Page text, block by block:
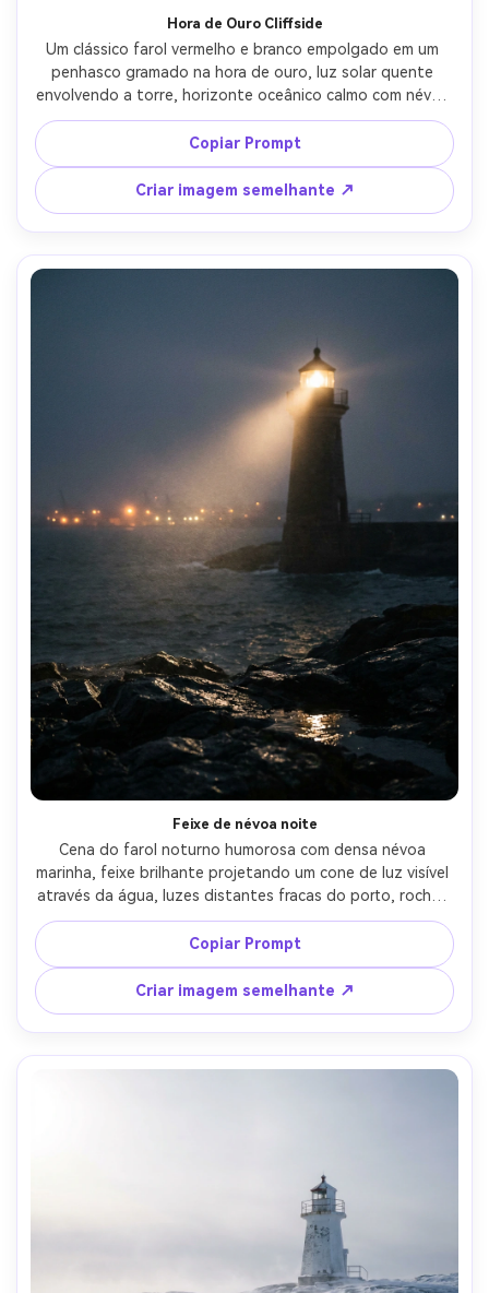
Hora de Ouro Cliffside
Um clássico farol vermelho e branco empolgado em um
penhasco gramado na hora de ouro, luz solar quente
envolvendo a torre, horizonte oceânico calmo com névoa
suave, um caminho estreito que leva à porta, fotografado
em Canon EOS R5, lente de 50 mm, f/1.8, bokeh suave em
primeiro plano flores silvestres, sombras naturais, textura
fotorealista, fotografia de viagem editorial, classificação
filmática quente-AR 4:5
Copiar Prompt
Criar imagem semelhante ↗
Feixe de névoa noite
Cena do farol noturno humorosa com densa névoa
marinha, feixe brilhante projetando um cone de luz visível
através da água, luzes distantes fracas do porto, rochas
molhadas refletindo destaques, tirado em Nikon Z8, lente
de 85 mm, f/1.8, ISO alto com ruído limpo, profundidade
de campo rasa, iluminação cinematográfica discreta,
atmosfera ultra-realista e névoa volumétrica-AR 4:5
Copiar Prompt
Criar imagem semelhante ↗